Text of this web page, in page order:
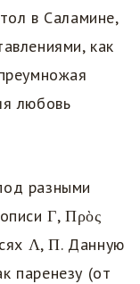
в Саламине,
как
любовь
разными
Γ, Πρὸς
Λ, Π. Данную
паренезу (от